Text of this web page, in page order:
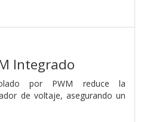
Integrado
por PWM reduce la
de voltaje, asegurando un